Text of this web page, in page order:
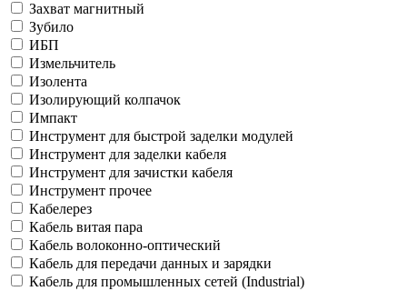
Захват магнитный
Зубило
ИБП
Измельчитель
Изолента
Изолирующий колпачок
Импакт
Инструмент для быстрой заделки модулей
Инструмент для заделки кабеля
Инструмент для зачистки кабеля
Инструмент прочее
Кабелерез
Кабель витая пара
Кабель волоконно-оптический
Кабель для передачи данных и зарядки
Кабель для промышленных сетей (Industrial)